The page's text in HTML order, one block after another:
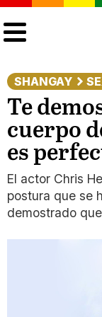
SHANGAY
Te
cuerpo
es
El actor Chris
postura que se
demostrado